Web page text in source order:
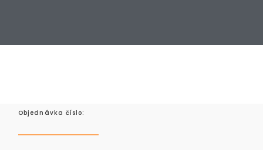
Objednávka číslo: